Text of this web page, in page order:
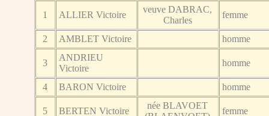
1 ALLIER Victoire
veuve DABRAC,
Charles
femme
2 AMBLET Victoire homme
3
ANDRIEU
Victoire
homme
4 BARON Victoire homme
5 BERTEN Victoire
née BLAVOET
femme